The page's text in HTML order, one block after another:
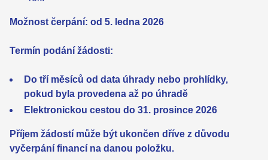
Možnost čerpání: od 5. ledna 2026
Termín podání žádosti:
Do tří měsíců od data úhrady nebo prohlídky,
pokud byla provedena až po úhradě
Elektronickou cestou do 31. prosince 2026
Příjem žádostí může být ukončen dříve z důvodu
vyčerpání financí na danou položku.